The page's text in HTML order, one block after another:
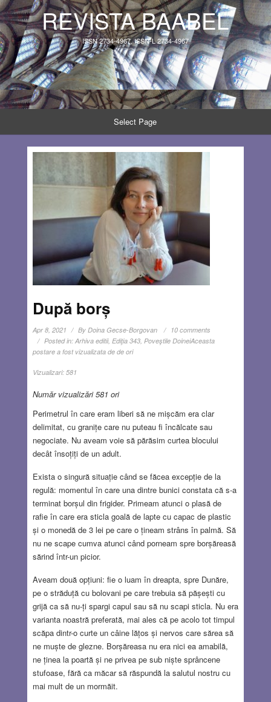
REVISTA BAABEL
ISSN 2734-4967, ISSN-L 2734-4967
Select Page
După borș
Apr 8, 2021 By Doina Gecse-Borgovan
10 comments
Posted in: Arhiva editii, Ediţia 343, Poveştile DoineiAceasta
postare a fost vizualizata de de ori
Vizualizari: 581
Număr vizualizări 581 ori
Perimetrul în care eram liberi să ne mișcăm era clar
delimitat, cu granițe care nu puteau fi încălcate sau
negociate. Nu aveam voie să părăsim curtea blocului
decât însoțiți de un adult.
Exista o singură situație când se făcea excepție de la
regulă: momentul în care una dintre bunici constata că s-a
terminat borșul din frigider. Primeam atunci o plasă de
rafie în care era sticla goală de lapte cu capac de plastic
și o monedă de 3 lei pe care o țineam strâns în palmă. Să
nu ne scape cumva atunci când porneam spre borșăreasă
sărind într-un picior.
Aveam două opțiuni: fie o luam în dreapta, spre Dunăre,
pe o străduță cu bolovani pe care trebuia să pășești cu
grijă ca să nu-ți spargi capul sau să nu scapi sticla. Nu era
varianta noastră preferată, mai ales că pe acolo tot timpul
scăpa dintr-o curte un câine lățos și nervos care sărea să
ne muște de glezne. Borșăreasa nu era nici ea amabilă,
ne ținea la poartă și ne privea pe sub niște sprâncene
stufoase, fără ca măcar să răspundă la salutul nostru cu
mai mult de un mormăit.